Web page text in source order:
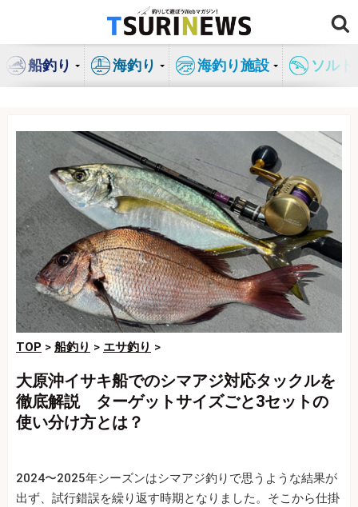
ン
船釣り 海釣り 海釣り施設 ソル
TOP > 船釣り > エサ釣り >
大原沖イサキ船でのシマアジ対応タックルを
徹底解説 ターゲットサイズごと3セットの
使い分け方とは？
2024〜2025年シーズンはシマアジ釣りで思うような結果が
出ず、試行錯誤を繰り返す時期となりました。そこから仕掛